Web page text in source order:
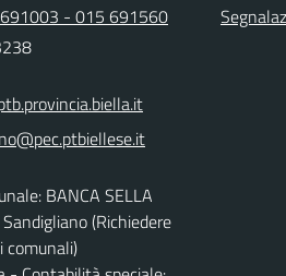
- 015 691560
BANCA SELLA
(Richiedere
comunali)